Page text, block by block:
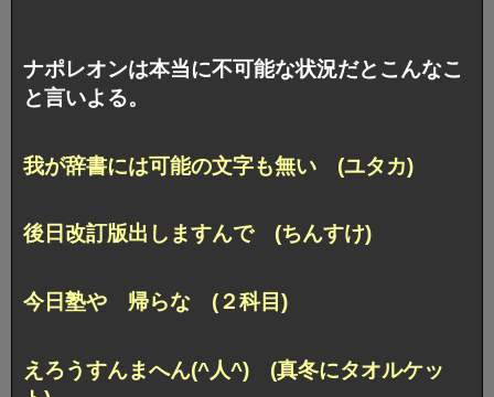
ナポレオンは本当に不可能な状況だとこんなこ
と言いよる。
我が辞書には可能の文字も無い (ユタカ)
後日改訂版出しますんで (ちんすけ)
今日塾や 帰らな (２科目)
えろうすんまへん(^人^) (真冬にタオルケッ